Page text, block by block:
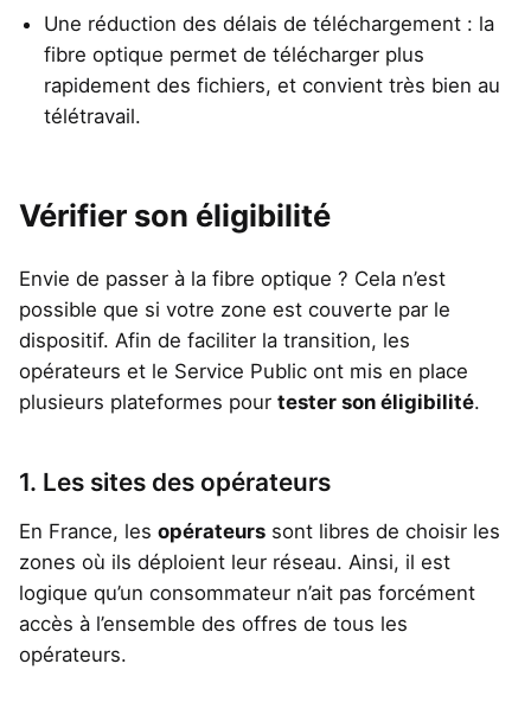
Une réduction des délais de téléchargement : la
fibre optique permet de télécharger plus
rapidement des fichiers, et convient très bien au
télétravail.
Vérifier son éligibilité
Envie de passer à la fibre optique ? Cela n’est
possible que si votre zone est couverte par le
dispositif. Afin de faciliter la transition, les
opérateurs et le Service Public ont mis en place
plusieurs plateformes pour tester son éligibilité.
1. Les sites des opérateurs
En France, les opérateurs sont libres de choisir les
zones où ils déploient leur réseau. Ainsi, il est
logique qu’un consommateur n’ait pas forcément
accès à l’ensemble des offres de tous les
opérateurs.